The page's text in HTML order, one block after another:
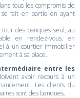
tous les compromis de
fait en partie en ayant
des banques seul, au
en rendez-vous, en
à un courtier immobilier
à sa place.
entre les
avoir recours à un
Les clients du
sont des banques.